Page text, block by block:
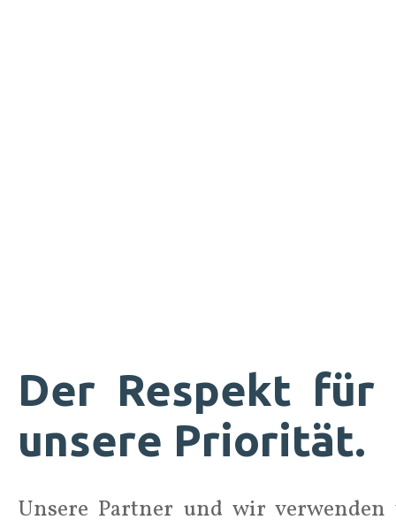
Der Respekt
unsere Priorität.
Unsere Partner und wir verwenden